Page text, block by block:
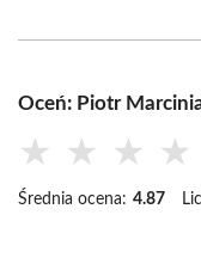
Oceń: Piotr
★ ★ ★ ★
Średnia ocena: 4.87